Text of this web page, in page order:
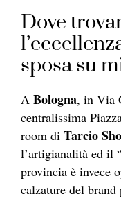
Dove
sposa su
A Bologna, in Via
centralissima
room di Tarcio
l’artigianalità ed il
provincia è invece
calzature del brand